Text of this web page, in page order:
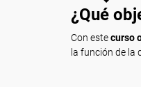
¿Qué
Con estecurso
la función de la